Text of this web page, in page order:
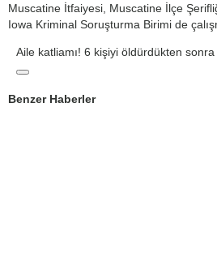
Muscatine İtfaiyesi, Muscatine İlçe
Iowa Kriminal Soruşturma Birimi de
Aile katliamı! 6 kişiyi öldürdükten
Benzer Haberler